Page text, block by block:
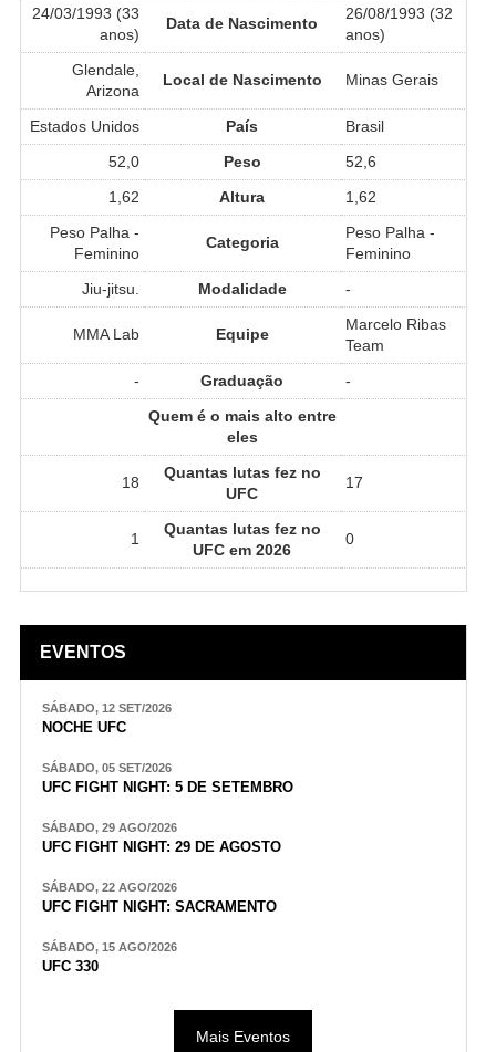
24/03/1993 (33
anos)
Data de Nascimento
26/08/1993 (32
anos)
Glendale,
Arizona
Local de Nascimento Minas Gerais
Estados Unidos País
Brasil
52,0
Peso
52,6
1,62
Altura
1,62
Peso Palha -
Feminino
Categoria
Peso Palha -
Feminino
Jiu-jitsu.
Modalidade -
MMA Lab Equipe
Marcelo Ribas
Team
-
Graduação
-
Quem é o mais alto entre
eles
18
Quantas lutas fez no
UFC
17
1
Quantas lutas fez no
UFC em 2026
0
EVENTOS
SÁBADO, 12 SET/2026
NOCHE UFC
SÁBADO, 05 SET/2026
UFC FIGHT NIGHT: 5 DE SETEMBRO
SÁBADO, 29 AGO/2026
UFC FIGHT NIGHT: 29 DE AGOSTO
SÁBADO, 22 AGO/2026
UFC FIGHT NIGHT: SACRAMENTO
SÁBADO, 15 AGO/2026
UFC 330
Mais Eventos